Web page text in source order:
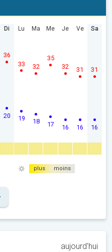
Di
20
36
Lu
19
33
Ma
18
32
Me
17
35
Je
16
32
Ve
16
31
Sa
16
31
plus moins
aujourd'hui